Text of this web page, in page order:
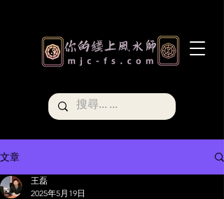
文章
王磊
2025年5月19日